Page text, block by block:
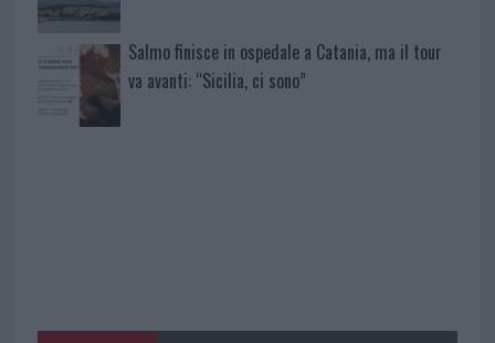
Salmo finisce in ospedale a Catania, ma il tour
va avanti: “Sicilia, ci sono”